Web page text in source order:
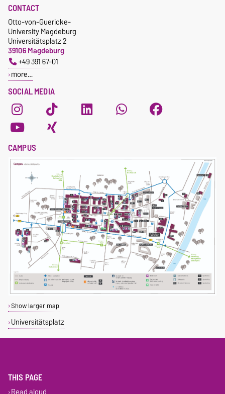
SOCIAL MEDIA
CONTACT
Otto-von-Guericke-
University Magdeburg
Universitätsplatz 2
39106 Magdeburg
+49 391 67-01
more…
CAMPUS
Show larger map
Universitätsplatz
THIS PAGE